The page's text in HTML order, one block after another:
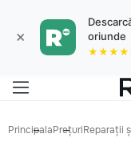
×
oriunde
PrincipalaPrețuriReparații